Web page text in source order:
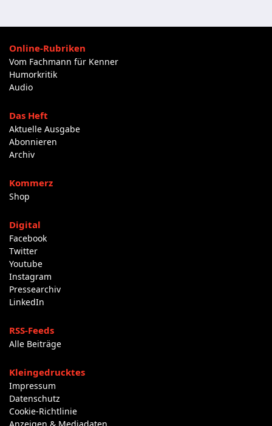
Online-Rubriken
Vom Fachmann für Kenner
Humorkritik
Audio
Das Heft
Aktuelle Ausgabe
Abonnieren
Archiv
Kommerz
Shop
Digital
Facebook
Twitter
Youtube
Instagram
Pressearchiv
LinkedIn
RSS-Feeds
Alle Beiträge
Kleingedrucktes
Impressum
Datenschutz
Cookie-Richtlinie